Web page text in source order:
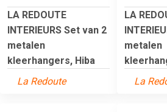
LA REDOUTE
INTERIEURS Set van 2
metalen
kleerhangers, Hiba
La Redoute
LA
metalen
La